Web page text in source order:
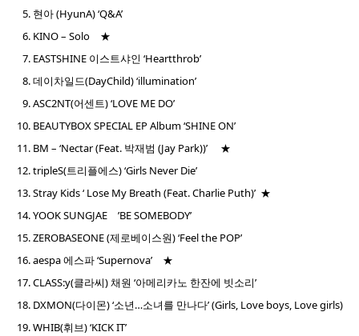
현아 (HyunA) ‘Q&A’
KINO – Solo ★
EASTSHINE 이스트샤인 ‘Heartthrob’
데이차일드(DayChild) ‘illumination’
ASC2NT(어센트) ‘LOVE ME DO’
BEAUTYBOX SPECIAL EP Album ‘SHINE ON’
BM – ‘Nectar (Feat. 박재범 (Jay Park))’ ★
tripleS(트리플에스) ‘Girls Never Die’
Stray Kids ‘ Lose My Breath (Feat. Charlie Puth)’ ★
YOOK SUNGJAE ’BE SOMEBODY’
ZEROBASEONE (제로베이스원) ‘Feel the POP’
aespa 에스파 ‘Supernova’ ★
CLASS:y(클라씨) 채원 ‘아메리카노 한잔에 빗소리’
DXMON(다이몬) ‘소년…소녀를 만나다’ (Girls, Love boys, Love girls)
WHIB(휘브) ‘KICK IT’